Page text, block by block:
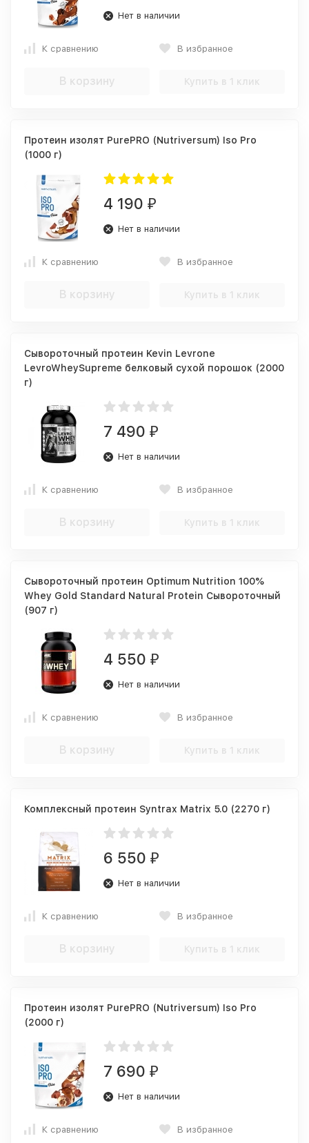
Нет в наличии
К сравнению В избранное
В корзину Купить в 1 клик
Протеин изолят PurePRO (Nutriversum) Iso Pro
(1000 г)
4 190 ₽
Нет в наличии
К сравнению В избранное
В корзину Купить в 1 клик
Сывороточный протеин Kevin Levrone
LevroWheySupreme белковый сухой порошок (2000
г)
7 490 ₽
Нет в наличии
К сравнению В избранное
В корзину Купить в 1 клик
Сывороточный протеин Optimum Nutrition 100%
Whey Gold Standard Natural Protein Сывороточный
(907 г)
4 550 ₽
Нет в наличии
К сравнению В избранное
В корзину Купить в 1 клик
Комплексный протеин Syntrax Matrix 5.0 (2270 г)
6 550 ₽
Нет в наличии
К сравнению В избранное
В корзину Купить в 1 клик
Протеин изолят PurePRO (Nutriversum) Iso Pro
(2000 г)
7 690 ₽
Нет в наличии
К сравнению В избранное